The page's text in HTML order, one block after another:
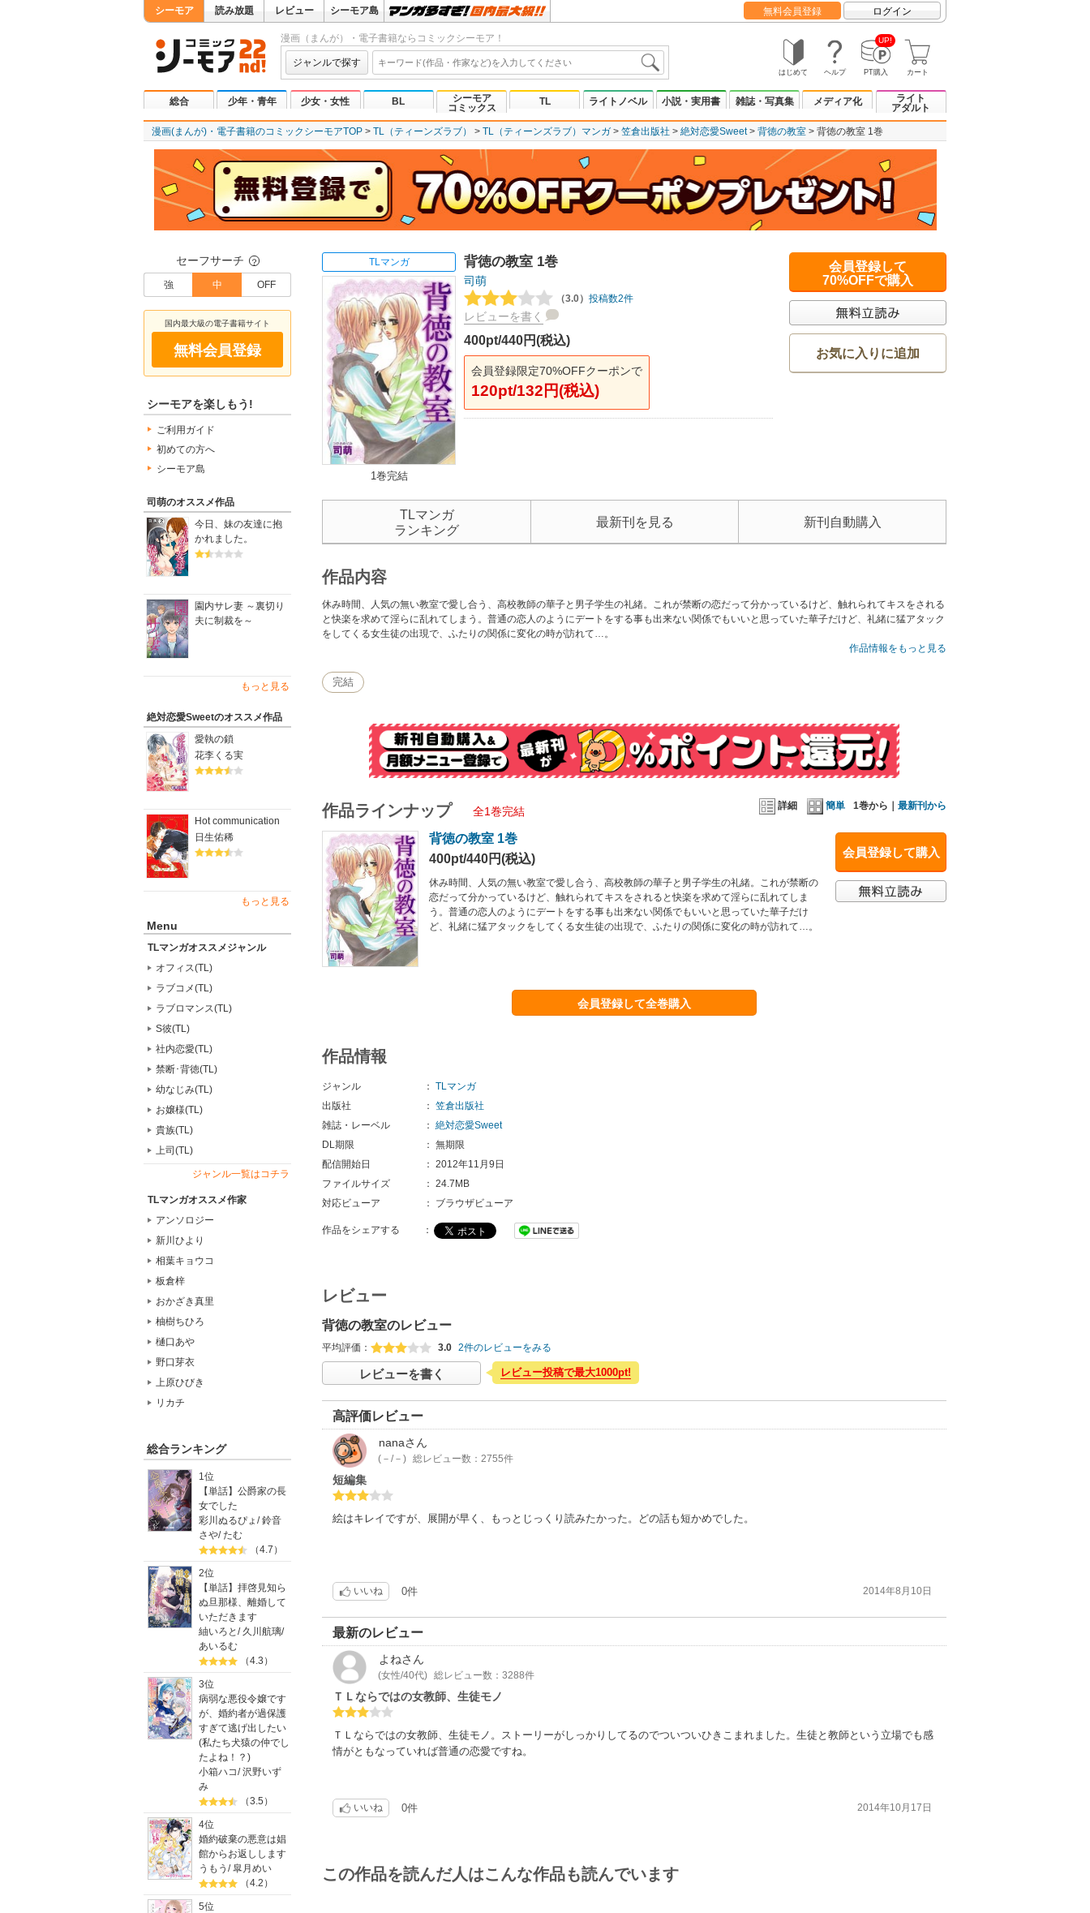
シーモア 読み放題 レビュー シーモア島 無料会員登録 ログイン
漫画（まんが）・電子書籍ならコミックシーモア！
ジャンルで探す
はじめて ヘルプ
UP!
PT購入 カート
総合 少年・青年 少女・女性 BL
シーモア
コミックス
TL ライトノベル 小説・実用書 雑誌・写真集 メディア化
ライト
アダルト
漫画(まんが)・電子書籍のコミックシーモアTOP TL（ティーンズラブ） TL（ティーンズラブ）マンガ 笠倉出版社 絶対恋愛Sweet 背徳の教室 背徳の教室 1巻
セーフサーチ ？
強 中 OFF
国内最大級の電子書籍サイト
無料会員登録
シーモアを楽しもう!
ご利用ガイド
初めての方へ
シーモア島
司萌のオススメ作品
今日、妹の友達に抱
かれました。
園内サレ妻 ～裏切り
夫に制裁を～
もっと見る
絶対恋愛Sweetのオススメ作品
愛執の鎖
花李くる実
Hot communication
日生佑稀
もっと見る
Menu
TLマンガオススメジャンル
オフィス(TL)
ラブコメ(TL)
ラブロマンス(TL)
S彼(TL)
社内恋愛(TL)
禁断･背徳(TL)
幼なじみ(TL)
お嬢様(TL)
貴族(TL)
上司(TL)
ジャンル一覧はコチラ
TLマンガオススメ作家
アンソロジー
新川ひより
相葉キョウコ
板倉梓
おかざき真里
柚樹ちひろ
樋口あや
野口芽衣
上原ひびき
リカチ
総合ランキング
1位
【単話】公爵家の長
女でした
彩川ぬるぴょ /鈴音
さや/たむ
（4.7）
2位
【単話】拝啓見知ら
ぬ旦那様、離婚して
いただきます
紬いろと / 久川航璃/
あいるむ
（4.3）
3位
病弱な悪役令嬢です
が、婚約者が過保護
すぎて逃げ出したい
(私たち犬猿の仲でし
たよね！？)
小箱ハコ/沢野いず
み
（3.5）
4位
婚約破棄の悪意は娼
館からお返しします
うもう /皐月めい
（4.2）
5位
TLマンガ
1巻完結
背徳の教室 1巻
司萌
（3.0） 投稿数2件
レビューを書く
400pt/440円(税込)
会員登録限定70%OFFクーポンで
120pt/132円(税込)
会員登録して
70%OFFで購入
お気に入りに追加
TLマンガ
ランキング
最新刊を見る 新刊自動購入
作品内容
休み時間、人気の無い教室で愛し合う、高校教師の華子と男子学生の礼緒。これが禁断の恋だって分かっているけど、触れられてキスをされる
と快楽を求めて淫らに乱れてしまう。普通の恋人のようにデートをする事も出来ない関係でもいいと思っていた華子だけど、礼緒に猛アタック
をしてくる女生徒の出現で、ふたりの関係に変化の時が訪れて…。
作品情報をもっと見る
完結
詳細 簡単 1巻から｜ 最新刊から
作品ラインナップ 全1巻完結
会員登録して購入
背徳の教室 1巻
400pt/440円(税込)
休み時間、人気の無い教室で愛し合う、高校教師の華子と男子学生の礼緒。これが禁断の
恋だって分かっているけど、触れられてキスをされると快楽を求めて淫らに乱れてしま
う。普通の恋人のようにデートをする事も出来ない関係でもいいと思っていた華子だけ
ど、礼緒に猛アタックをしてくる女生徒の出現で、ふたりの関係に変化の時が訪れて…。
会員登録して全巻購入
作品情報
ジャンル ： TLマンガ
出版社
： 笠倉出版社
雑誌・レーベル
： 絶対恋愛Sweet
DL期限
： 無期限
配信開始日
： 2012年11月9日
ファイルサイズ
： 24.7MB
対応ビューア
： ブラウザビューア
作品をシェアする ：
レビュー
背徳の教室のレビュー
平均評価： 3.0 2件のレビューをみる
レビューを書く レビュー投稿で最大1000pt!
高評価レビュー
nanaさん
(－/－) 総レビュー数：2755件
短編集
絵はキレイですが、展開が早く、もっとじっくり読みたかった。どの話も短かめでした。
いいね 0件 2014年8月10日
最新のレビュー
よねさん
(女性/40代) 総レビュー数：3288件
ＴＬならではの女教師、生徒モノ
ＴＬならではの女教師、生徒モノ。ストーリーがしっかりしてるのでついついひきこまれました。生徒と教師という立場でも感
情がともなっていれば普通の恋愛ですね。
いいね 0件 2014年10月17日
この作品を読んだ人はこんな作品も読んでいます